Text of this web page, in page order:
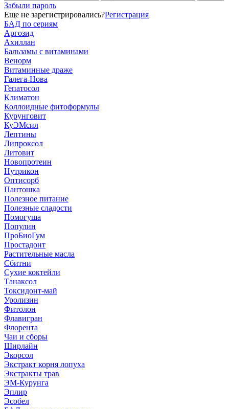
Забыли пароль
Еще не зарегистрировались?Регистрация
БАД по сериям
Аргозид
Ахиллан
Бальзамы с витаминами
Венорм
Витаминные драже
Галега-Нова
Гепатосол
Климатон
Коллоидные фитоформулы
Курунговит
КуЭМсил
Лептины
Липроксол
Литовит
Новопротеин
Нутрикон
Оптисорб
Пантошка
Полезное питание
Полезные сладости
Помогуша
Популин
ПроБиоГум
Простадонт
Растительные масла
Сбитни
Сухие коктейли
Танаксол
Токсидонт-май
Уролизин
Фитолон
Флавигран
Флорента
Чаи и сборы
Ширлайн
Экорсол
Экстракт корня лопуха
Экстракты трав
ЭМ-Курунга
Эплир
Эсобел